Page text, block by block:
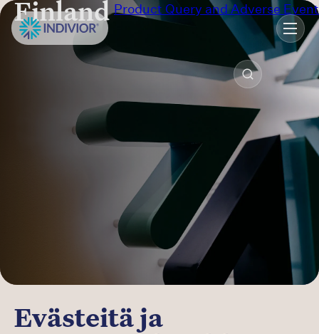
Product Query and Adverse Event
Australia
Canada (EN)
Canada (FR)
Denmark
Finland
France
Finland
Evästeitä ja